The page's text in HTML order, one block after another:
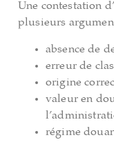
Une contestation
plusieurs
absence de
erreur de
origine
valeur en
régime